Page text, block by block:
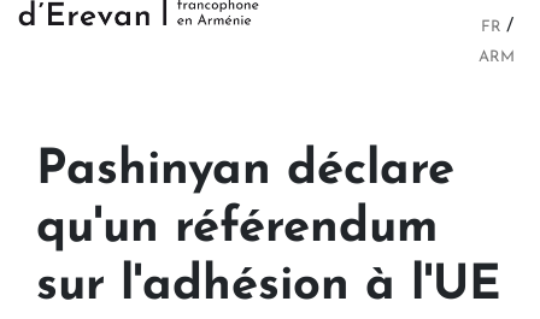
FR
ARM
Pashinyan déclare
qu'un référendum
sur l'adhésion à l'UE